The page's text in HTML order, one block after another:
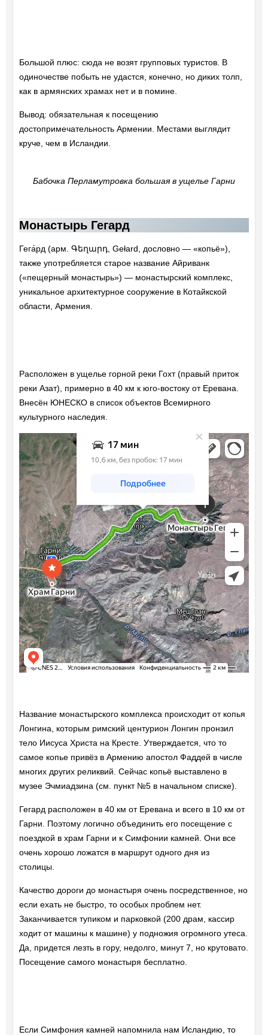
Большой плюс: сюда не возят групповых туристов. В
одиночестве побыть не удастся, конечно, но диких толп,
как в армянских храмах нет и в помине.
Вывод: обязательная к посещению
достопримечательность Армении. Местами выглядит
круче, чем в Исландии.
Бабочка Перламутровка большая в ущелье Гарни
Монастырь Гегард
Гега́рд (арм. Գեղարդ, Gełard, дословно — «копьё»),
также употребляется старое название Айриванк
(«пещерный монастырь») — монастырский комплекс,
уникальное архитектурное сооружение в Котайкской
области, Армения.
Расположен в ущелье горной реки Гохт (правый приток
реки Азат), примерно в 40 км к юго-востоку от Еревана.
Внесён ЮНЕСКО в список объектов Всемирного
культурного наследия.
Яндекс Карты
Монастырь Гегард: как доехать на автомобиле, общественным
транспортом или пешком – Яндекс Карты
Название монастырского комплекса происходит от копья
Лонгина, которым римский центурион Лонгин пронзил
тело Иисуса Христа на Кресте. Утверждается, что то
самое копье привёз в Армению апостол Фаддей в числе
многих других реликвий. Сейчас копьё выставлено в
музее Эчмиадзина (см. пункт №5 в начальном списке).
Гегард расположен в 40 км от Еревана и всего в 10 км от
Гарни. Поэтому логично объединить его посещение с
поездкой в храм Гарни и к Симфонии камней. Они все
очень хорошо ложатся в маршрут одного дня из
столицы.
Качество дороги до монастыря очень посредственное, но
если ехать не быстро, то особых проблем нет.
Заканчивается тупиком и парковкой (200 драм, кассир
ходит от машины к машине) у подножия огромного утеса.
Да, придется лезть в гору, недолго, минут 7, но крутовато.
Посещение самого монастыря бесплатно.
Если Симфония камней напомнила нам Исландию, то